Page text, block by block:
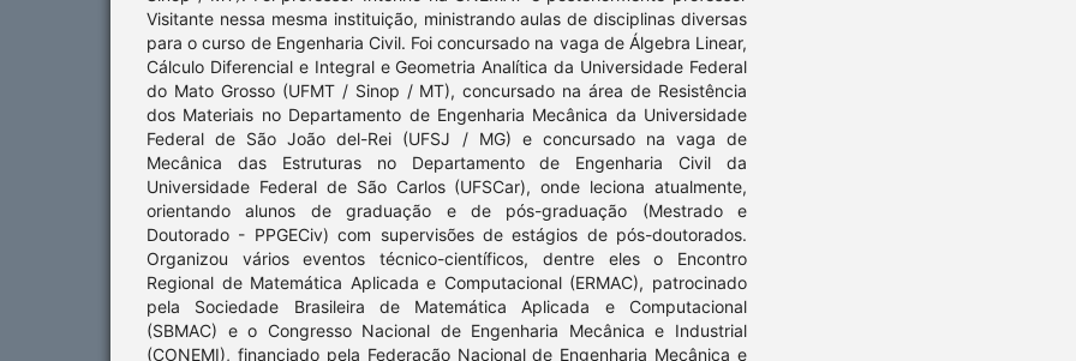
Visitante nessa mesma instituição, ministrando aulas de disciplinas diversas
para o curso de Engenharia Civil. Foi concursado na vaga de Álgebra Linear,
Cálculo Diferencial e Integral e Geometria Analítica da Universidade Federal
do Mato Grosso (UFMT / Sinop / MT), concursado na área de Resistência
dos Materiais no Departamento de Engenharia Mecânica da Universidade
Federal de São João del-Rei (UFSJ / MG) e concursado na vaga de
Mecânica das Estruturas no Departamento de Engenharia Civil da
Universidade Federal de São Carlos (UFSCar), onde leciona atualmente,
orientando alunos de graduação e de pós-graduação (Mestrado e
Doutorado - PPGECiv) com supervisões de estágios de pós-doutorados.
Organizou vários eventos técnico-científicos, dentre eles o Encontro
Regional de Matemática Aplicada e Computacional (ERMAC), patrocinado
pela Sociedade Brasileira de Matemática Aplicada e Computacional
(SBMAC) e o Congresso Nacional de Engenharia Mecânica e Industrial
(CONEMI), financiado pela Federação Nacional de Engenharia Mecânica e